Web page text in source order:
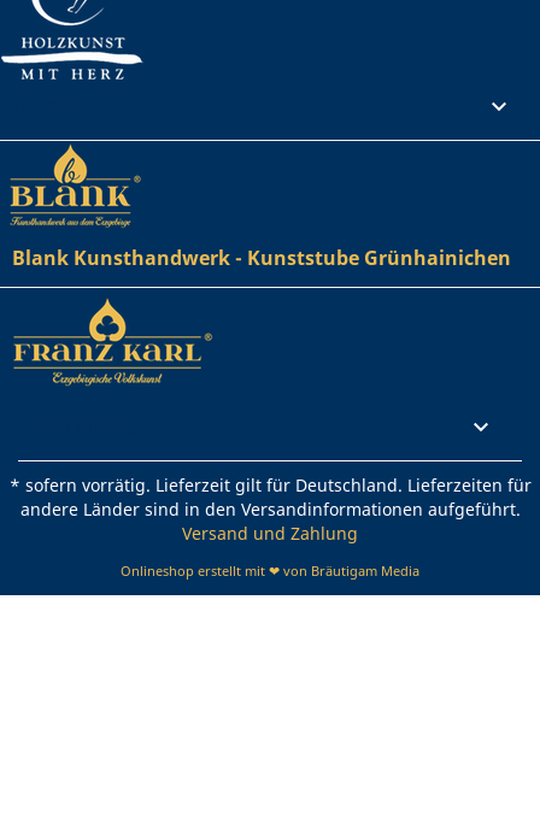

Blank Kunsthandwerk - Kunststube Grünhainichen

* sofern vorrätig. Lieferzeit gilt für Deutschland. Lieferzeiten für
andere Länder sind in den Versandinformationen aufgeführt.
Versand und Zahlung
Onlineshop erstellt mit ❤ von Bräutigam Media